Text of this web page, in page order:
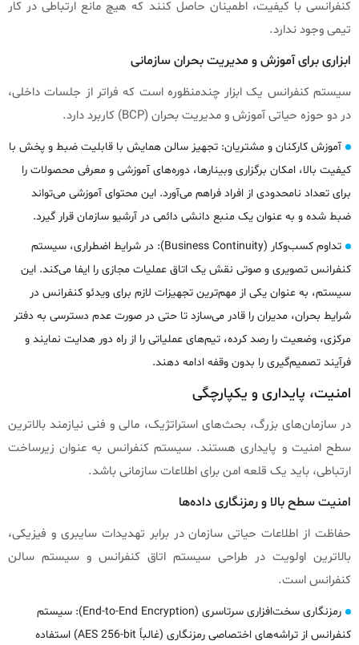
کنفرانسی با کیفیت، اطمینان حاصل کنند که هیچ مانع ارتباطی در کار
تیمی وجود ندارد.
ابزاری برای آموزش و مدیریت بحران سازمانی
سیستم کنفرانس یک ابزار چندمنظوره است که فراتر از جلسات داخلی،
در دو حوزه حیاتی آموزش و مدیریت بحران (BCP) کاربرد دارد.
آموزش کارکنان و مشتریان: تجهیز سالن همایش با قابلیت ضبط و پخش با
کیفیت بالا، امکان برگزاری وبینارها، دوره‌های آموزشی و معرفی محصولات را
برای تعداد نامحدودی از افراد فراهم می‌آورد. این محتوای آموزشی می‌تواند
ضبط شده و به عنوان یک منبع دانشی دائمی در آرشیو سازمان قرار گیرد.
تداوم کسب‌وکار (Business Continuity): در شرایط اضطراری، سیستم
کنفرانس تصویری و صوتی نقش یک اتاق عملیات مجازی را ایفا می‌کند. این
سیستم، به عنوان یکی از مهم‌ترین تجهیزات لازم برای ویدئو کنفرانس در
شرایط بحران، مدیران را قادر می‌سازد تا حتی در صورت عدم دسترسی به دفتر
مرکزی، وضعیت را رصد کرده، تیم‌های عملیاتی را از راه دور هدایت نمایند و
فرآیند تصمیم‌گیری را بدون وقفه ادامه دهند.
امنیت، پایداری و یکپارچگی
در سازمان‌های بزرگ، بحث‌های استراتژیک، مالی و فنی نیازمند بالاترین
سطح امنیت و پایداری هستند. سیستم کنفرانس به عنوان زیرساخت
ارتباطی، باید یک قلعه امن برای اطلاعات سازمانی باشد.
امنیت سطح بالا و رمزنگاری داده‌ها
حفاظت از اطلاعات حیاتی سازمان در برابر تهدیدات سایبری و فیزیکی،
بالاترین اولویت در طراحی سیستم اتاق کنفرانس و سیستم سالن
کنفرانس است.
رمزنگاری سخت‌افزاری سرتاسری (End-to-End Encryption): سیستم
کنفرانس از تراشه‌های اختصاصی رمزنگاری (غالباً AES 256-bit) استفاده